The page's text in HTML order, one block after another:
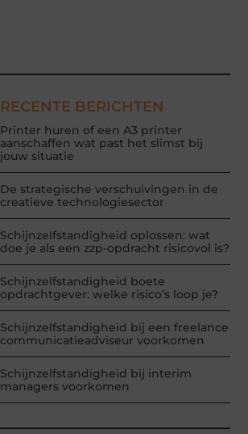
RECENTE BERICHTEN
Printer huren of een A3 printer
aanschaffen wat past het slimst bij
jouw situatie
De strategische verschuivingen in de
creatieve technologiesector
Schijnzelfstandigheid oplossen: wat
doe je als een zzp-opdracht risicovol is?
Schijnzelfstandigheid boete
opdrachtgever: welke risico’s loop je?
Schijnzelfstandigheid bij een freelance
communicatieadviseur voorkomen
Schijnzelfstandigheid bij interim
managers voorkomen